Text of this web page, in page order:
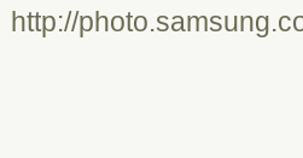
http://